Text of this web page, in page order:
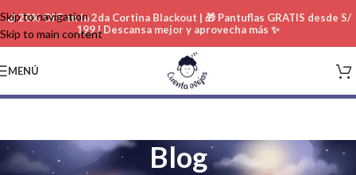
Skip to navigation
Skip to main content
🌙 20% OFF en la 2da Cortina Blackout | 🎁 Pantuflas GRATIS desde S/
199 | Descansa mejor y aprovecha más ✨
MENÚ
Blog